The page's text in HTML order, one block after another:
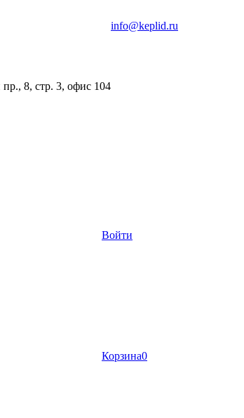
8, стр. 3, офис 104
info@keplid.ru
Войти
Корзина0